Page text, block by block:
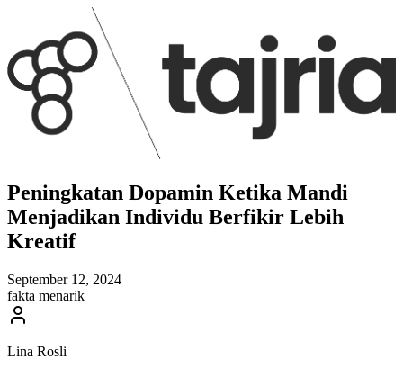
Peningkatan Dopamin Ketika Mandi
Menjadikan Individu Berfikir Lebih
Kreatif
September 12, 2024
fakta menarik
Lina Rosli